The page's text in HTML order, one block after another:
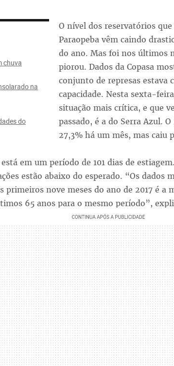
chuva
na
do
O nível dos reservatórios
Paraopeba vêm caindo
do ano. Mas foi nos últimos
piorou. Dados da Copasa
conjunto de represas estava
capacidade. Nesta sexta-
situação mais crítica, e que
passado, é a do Serra Azul.
27,3% há um mês, mas caiu
em um período de 101 dias de
estão abaixo do esperado. “Os dados
primeiros nove meses do ano de 2017 é a
65 anos para o mesmo período”,